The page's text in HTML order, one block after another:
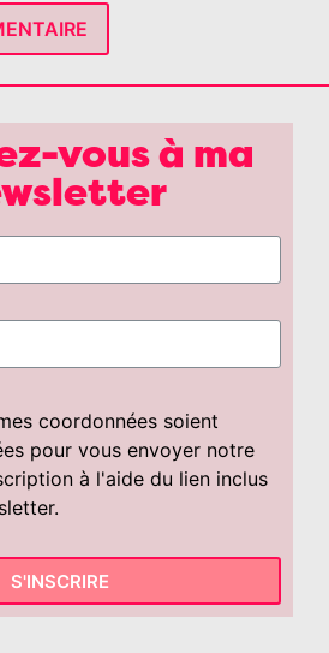
vous à ma
coordonnées soient
pour vous envoyer notre
à l'aide du lien inclus
S'INSCRIRE